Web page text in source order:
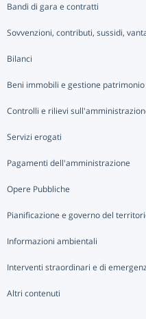
Bandi di gara e contratti
Sovvenzioni, contributi, sussidi,
Bilanci
Beni immobili e gestione patrimonio
Controlli e rilievi
Servizi erogati
Pagamenti dell'amministrazione
Opere Pubbliche
Pianificazione e governo del
Informazioni ambientali
Interventi straordinari e di
Altri contenuti